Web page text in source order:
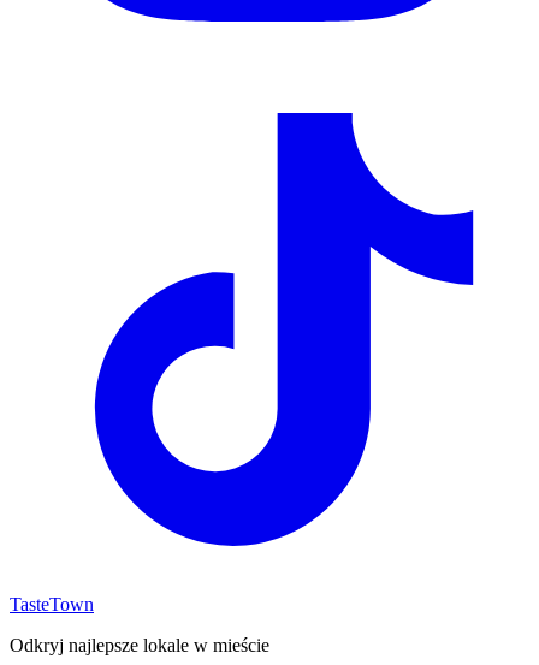
TasteTown
Odkryj najlepsze lokale w mieście